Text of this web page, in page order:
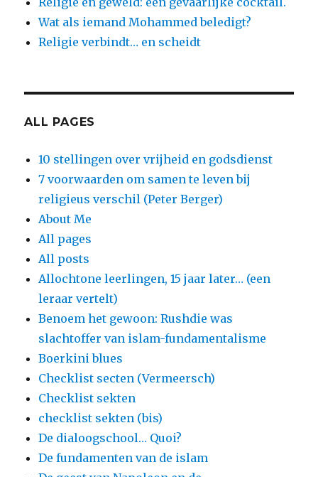
Wat als iemand Mohammed beledigt?
Religie verbindt… en scheidt
ALL PAGES
10 stellingen over vrijheid en godsdienst
7 voorwaarden om samen te leven bij
religieus verschil (Peter Berger)
About Me
All pages
All posts
Allochtone leerlingen, 15 jaar later… (een
leraar vertelt)
Benoem het gewoon: Rushdie was
slachtoffer van islam-fundamentalisme
Boerkini blues
Checklist secten (Vermeersch)
Checklist sekten
checklist sekten (bis)
De dialoogschool… Quoi?
De fundamenten van de islam